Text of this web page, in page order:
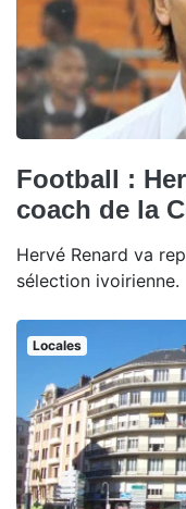
Football :
coach de la
Hervé Renard va
sélection ivoirienne.
Locales